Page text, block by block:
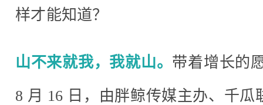
样才能知道？
山不来就我，我就山。 带着增长的
8 月 16 日，由胖鲸传媒主办、千瓜